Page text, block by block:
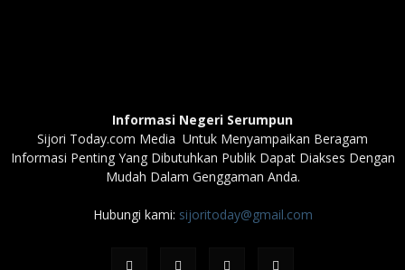
Informasi Negeri Serumpun
Sijori Today.com Media Untuk Menyampaikan Beragam
Informasi Penting Yang Dibutuhkan Publik Dapat Diakses Dengan
Mudah Dalam Genggaman Anda.
Hubungi kami: sijoritoday@gmail.com